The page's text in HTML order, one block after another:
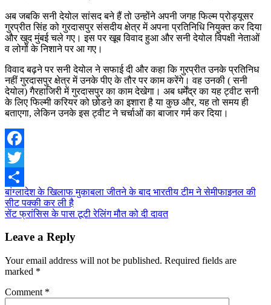
अब जबकि सनी देयोल सांसद बने हैं तो उन्होंने अपनी जगह फिल्म प्रोड्यूसर
गुरप्रीत सिंह को गुरदासपुर संसदीय क्षेत्र में अपना प्रतिनिधि नियुक्त कर दिया
और खुद मुंबई चले गए। इस पर खूब विवाद हुआ और सनी देयोल विपक्षी नेताओं
व लोगों के निशाने पर आ गए।
विवाद बढ़ने पर सनी देयोल ने सफाई दी और कहा कि गुरप्रीत उनके प्रतिनिध
नहीं गुरदासपुर क्षेत्र में उनके पीए के तौर पर काम करेंगे। वह उनकी ( सनी
देयोल) गैरहाजिरी में गुरदासपुर का काम देखेगा। अब धर्मेंद्र का यह ट्वीट सनी
के लिए फिल्मी करियर को छोडऩे का इशारा है या कुछ और, यह तो समय ही
बताएगा, लेकिन उनके इस ट्वीट ने चर्चाओं का बाजार गर्म कर दिया।
Facebook
Twitter
Share
Post
navigation
बांग्लादेश के खिलाफ मुकाबला जीतने के बाद भारतीय टीम ने सेमीफाइनल की
सीट पक्की कर ली है
सेंट फ्रांसिस के पास टूटी रेलिंग मौत को दी दावत
Leave a Reply
Your email address will not be published. Required fields are
marked *
Comment *